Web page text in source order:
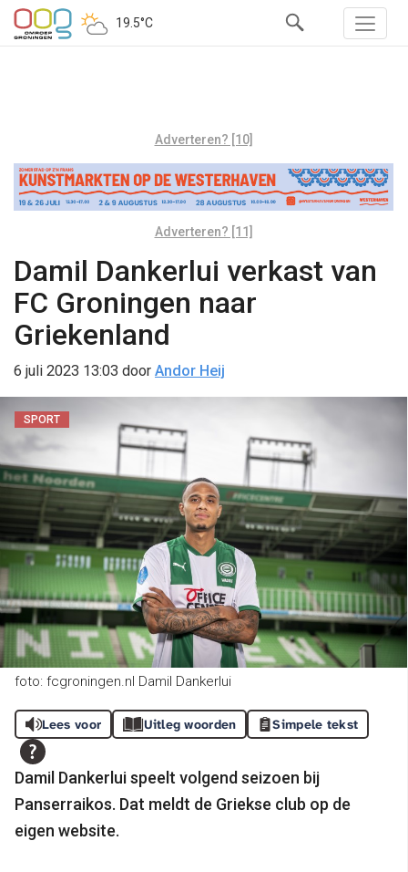
19.5°C
Adverteren? [10]
Adverteren? [11]
Damil Dankerlui verkast van
FC Groningen naar
Griekenland
6 juli 2023 13:03 door Andor Heij
SPORT
foto: fcgroningen.nl Damil Dankerlui
Lees voor Uitleg woorden Simpele tekst
Damil Dankerlui speelt volgend seizoen bij
Panserraikos. Dat meldt de Griekse club op de
eigen website.